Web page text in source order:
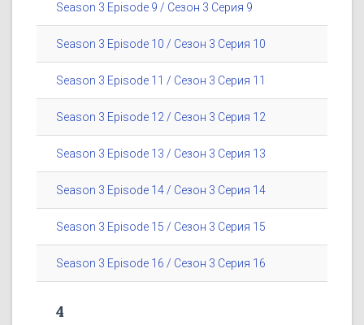
Season 3 Episode 9 / Сезон 3 Серия 9
Season 3 Episode 10 / Сезон 3 Серия 10
Season 3 Episode 11 / Сезон 3 Серия 11
Season 3 Episode 12 / Сезон 3 Серия 12
Season 3 Episode 13 / Сезон 3 Серия 13
Season 3 Episode 14 / Сезон 3 Серия 14
Season 3 Episode 15 / Сезон 3 Серия 15
Season 3 Episode 16 / Сезон 3 Серия 16
4